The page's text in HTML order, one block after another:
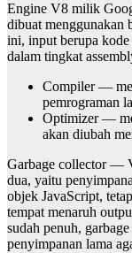
Engine V8 milik
dibuat menggunakan
ini, input berupa
dalam tingkat
Compiler —
pemrograman
Optimizer —
akan diubah
Garbage collector —
dua, yaitu
objek JavaScript,
tempatmenaruh
sudah penuh,
penyimpanan lama